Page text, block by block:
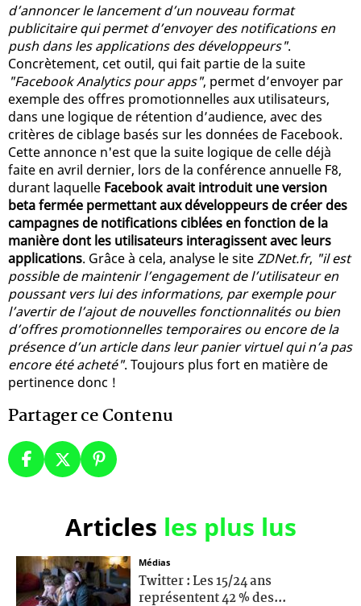
d’annoncer le lancement d’un nouveau format
publicitaire qui permet d’envoyer des notifications en
push dans les applications des développeurs".
Concrètement, cet outil, qui fait partie de la suite
"Facebook Analytics pour apps", permet d’envoyer par
exemple des offres promotionnelles aux utilisateurs,
dans une logique de rétention d’audience, avec des
critères de ciblage basés sur les données de Facebook.
Cette annonce n'est que la suite logique de celle déjà
faite en avril dernier, lors de la conférence annuelle F8,
durant laquelle Facebook avait introduit une version
beta fermée permettant aux développeurs de créer des
campagnes de notifications ciblées en fonction de la
manière dont les utilisateurs interagissent avec leurs
applications. Grâce à cela, analyse le siteZDNet.fr, "il est
possible de maintenir l’engagement de l’utilisateur en
poussant vers lui des informations, par exemple pour
l’avertir de l’ajout de nouvelles fonctionnalités ou bien
d’offres promotionnelles temporaires ou encore de la
présence d’un article dans leur panier virtuel qui n’a pas
encore été acheté". Toujours plus fort en matière de
pertinence donc !
Partager ce Contenu
Articles les plus lus
Médias
Twitter : Les 15/24 ans
représentent 42 % des...